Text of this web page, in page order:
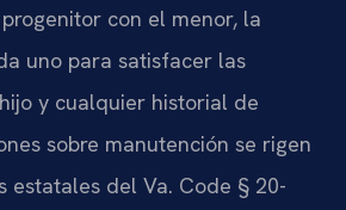
con el menor, la
uno para satisfacer las
y cualquier historial de
sobre manutención se rigen
estatales del Va. Code § 20-